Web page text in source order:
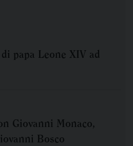
papa Leone XIV ad
Giovanni Monaco,
Bosco